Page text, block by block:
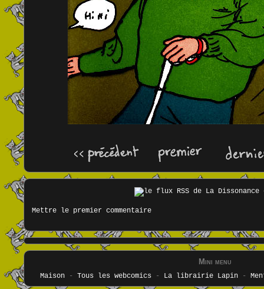
Mettre le premier commentaire
Mini menu
Maison- Tous les webcomics - La librairie Lapin-